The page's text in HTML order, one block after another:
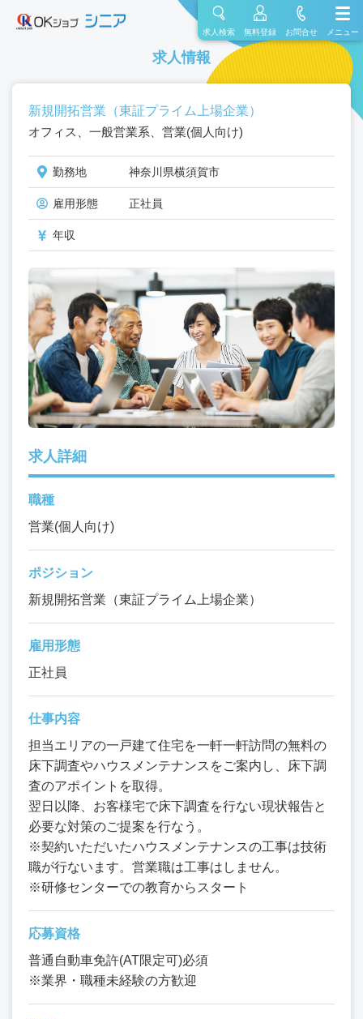
求人検索 無料登録 お問合せ メニュー
求人情報
新規開拓営業（東証プライム上場企業）
オフィス、一般営業系、営業(個人向け)
勤務地 神奈川県横須賀市
雇用形態 正社員
年収
求人詳細
職種
営業(個人向け)
ポジション
新規開拓営業（東証プライム上場企業）
雇用形態
正社員
仕事内容
担当エリアの一戸建て住宅を一軒一軒訪問の無料の
床下調査やハウスメンテナンスをご案内し、床下調
査のアポイントを取得。
翌日以降、お客様宅で床下調査を行ない現状報告と
必要な対策のご提案を行なう。
※契約いただいたハウスメンテナンスの工事は技術
職が行ないます。営業職は工事はしません。
※研修センターでの教育からスタート
応募資格
普通自動車免許(AT限定可)必須
※業界・職種未経験の方歓迎